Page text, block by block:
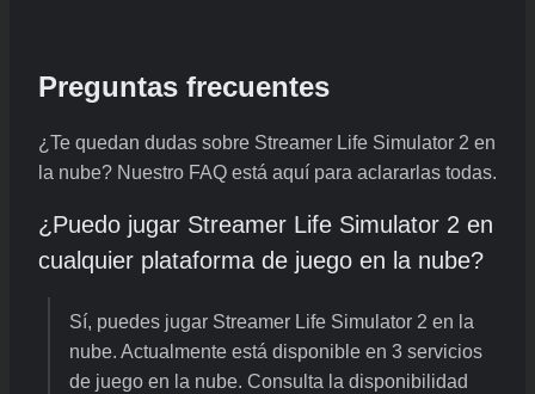
Preguntas frecuentes
¿Te quedan dudas sobre Streamer Life Simulator 2 en
la nube? Nuestro FAQ está aquí para aclararlas todas.
¿Puedo jugar Streamer Life Simulator 2 en
cualquier plataforma de juego en la nube?
Sí, puedes jugar Streamer Life Simulator 2 en la
nube. Actualmente está disponible en 3 servicios
de juego en la nube. Consulta la disponibilidad